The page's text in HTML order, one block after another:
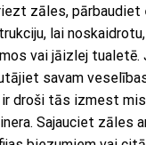
zāles,
lai
vai jāizlej tualetē.
savam
ir droši tās izmest
Sajauciet zāles